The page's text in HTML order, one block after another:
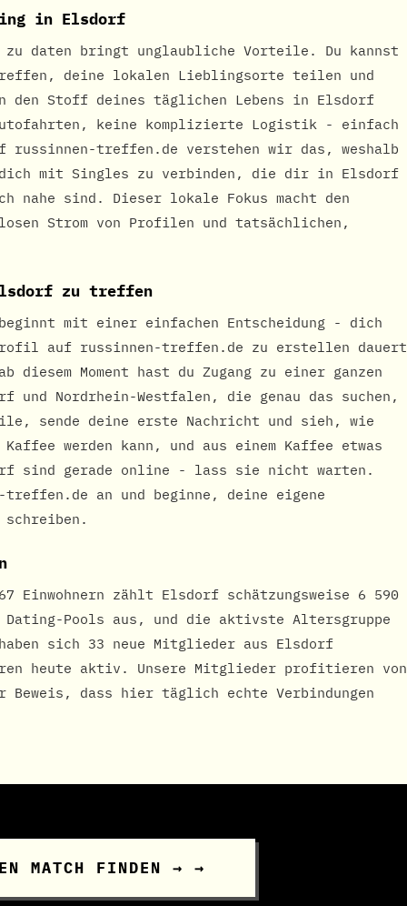
in Elsdorf
zu daten bringt unglaubliche Vorteile. Du kannst
deine lokalen Lieblingsorte teilen und
den Stoff deines täglichen Lebens in Elsdorf
keine komplizierte Logistik - einfach
treffen.de verstehen wir das, weshalb
mit Singles zu verbinden, die dir in Elsdorf
nahe sind. Dieser lokale Fokus macht den
Strom von Profilen und tatsächlichen,
zu treffen
mit einer einfachen Entscheidung - dich
Profil auf russinnen-treffen.de zu erstellen dauert
diesem Moment hast du Zugang zu einer ganzen
und Nordrhein-Westfalen, die genau das suchen,
sende deine erste Nachricht und sieh, wie
werden kann, und aus einem Kaffee etwas
sind gerade online - lass sie nicht warten.
an und beginne, deine eigene
Einwohnern zählt Elsdorf schätzungsweise 6 590
Dating-Pools aus, und die aktivste Altersgruppe
sich 33 neue Mitglieder aus Elsdorf
heute aktiv. Unsere Mitglieder profitieren von
Beweis, dass hier täglich echte Verbindungen
MATCH FINDEN → →